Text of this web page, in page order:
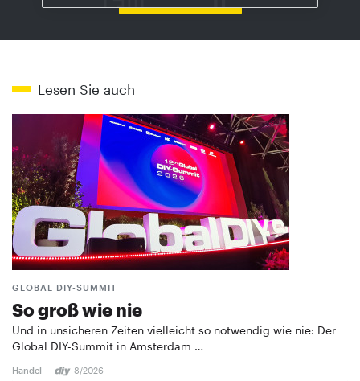
Lesen Sie auch
GLOBAL DIY-SUMMIT
So groß wie nie
Und in unsicheren Zeiten vielleicht so notwendig wie nie: Der
Global DIY-Summit in Amsterdam …
Handel 8/2026